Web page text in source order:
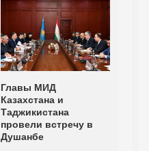
Главы МИД
Казахстана и
Таджикистана
провели встречу в
Душанбе